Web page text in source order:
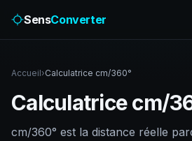
SensConverter
Accueil›Calculatrice cm/360°
Calculatrice cm/
cm/360° est la distance réelle